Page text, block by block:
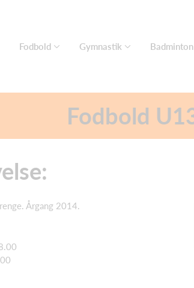
Fodbold Gymnastik Badminton
Fodbold
Årgang 2014.